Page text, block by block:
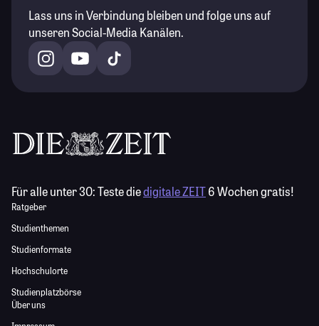
Lass uns in Verbindung bleiben und folge uns auf
unseren Social-Media Kanälen.
Für alle unter 30:Teste diedigitale ZEIT6 Wochen gratis!
Ratgeber
Studienthemen
Studienformate
Hochschulorte
Studienplatzbörse
Über uns